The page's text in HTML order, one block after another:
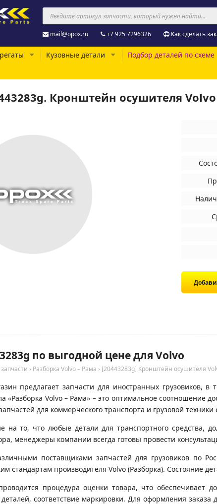
mail@opox.ru +7 925 7296326 Как сделать
Кузовные детали Подбор деталей по схеме
Кронштейн осушителя Volvo
по выгодной цене для Volvo
› Разборка Volvo – Рама › [20443283g] Кронштейн осушителя
предлагает запчасти для иностранных грузовиков,
«Разборка Volvo – Рама» – это оптимальное
для коммерческого транспорта и грузовой
на то, что любые детали для транспортного
менеджеры компании всегда готовы провести
поставщиками запчастей для грузовиков по
стандартам производителя Volvo (Разборка). Состояние
процедура оценки товара, что обеспечивает
деталей, соответствие маркировки. Для оформления